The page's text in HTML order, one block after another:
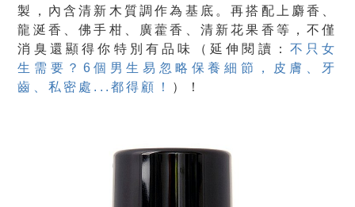
製，內含清新木質調作為基底。再搭配上麝香、
龍涎香、佛手柑、廣藿香、清新花果香等，不僅
消臭還顯得你特別有品味（延伸閱讀： 不只女
生需要？6個男生易忽略保養細節，皮膚、牙
齒、私密處...都得顧！
）！